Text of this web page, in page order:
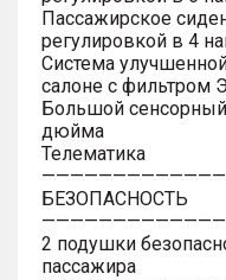
Пассажирское
регулировкой в 4
Система
салоне с фильтром
Большой
дюйма
Телематика
БЕЗОПАСНОСТЬ
2 подушки
пассажира